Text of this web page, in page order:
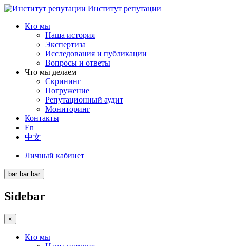
Институт репутации
Кто мы
Наша история
Экспертиза
Исследования и публикации
Вопросы и ответы
Что мы делаем
Скрининг
Погружение
Репутационный аудит
Мониторинг
Контакты
En
中文
Личный кабинет
bar bar bar
Sidebar
×
Кто мы